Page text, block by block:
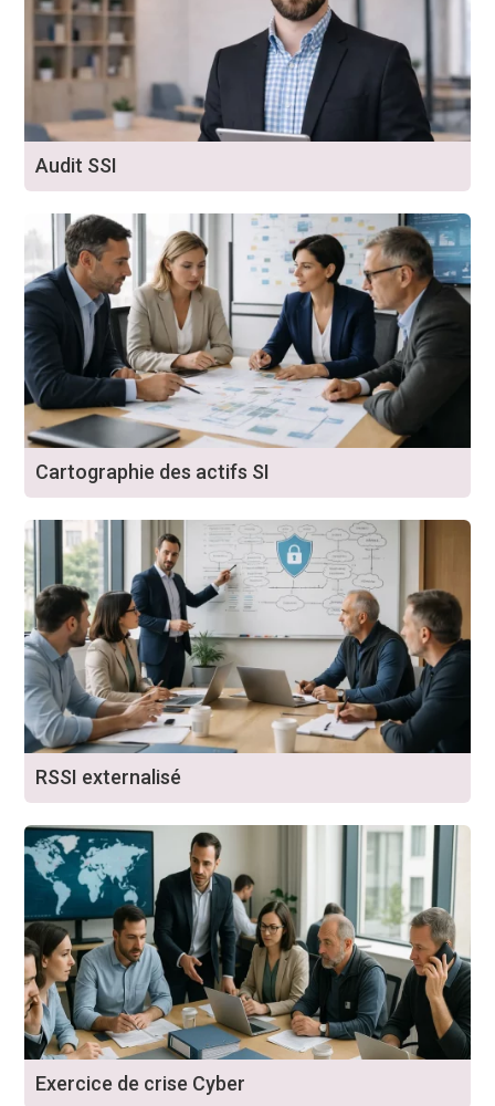
Audit SSI
Cartographie des actifs SI
RSSI externalisé
Exercice de crise Cyber